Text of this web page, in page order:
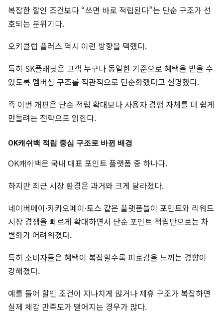
복잡한 할인 조건보다 “쓰면 바로 적립된다”는 단순 구조가 선
호되는 분위기다.
오키클럽 플러스 역시 이런 방향을 택했다.
특히 SK플래닛은 고객 누구나 동일한 기준으로 혜택을 받을 수
있도록 멤버십 구조를 직관적으로 단순화했다고 설명했다.
즉 이번 개편은 단순 적립 확대보다 사용자 경험 자체를 더 쉽게
만들려는 전략으로 읽힌다.
OK캐쉬백 적립 중심 구조로 바뀐 배경
OK캐쉬백은 국내 대표 포인트 플랫폼 중 하나다.
하지만 최근 시장 환경은 과거와 크게 달라졌다.
네이버페이·카카오페이·토스 같은 플랫폼들이 포인트와 리워드
시장 경쟁을 빠르게 확대하면서 단순 포인트 적립만으로는 차
별화가 어려워졌다.
특히 소비자들은 혜택이 복잡할수록 피로감을 느끼는 경향이
강해졌다.
예를 들어 할인 조건이 지나치게 많거나 제휴 구조가 복잡하면
실제 체감 만족도가 떨어지는 경우가 많다.